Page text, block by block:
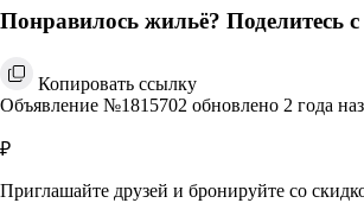
Понравилось жильё? Поделитесь
Копировать ссылку
Объявление №1815702 обновлено 2 года
₽
Приглашайте друзей и бронируйте со